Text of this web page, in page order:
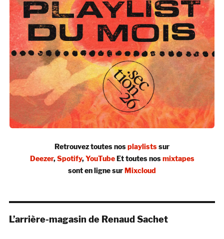
Retrouvez toutes nosplaylistssur
Deezer,Spotify,YouTubeEt toutes nosmixtapes
sont en ligne surMixcloud
L’arrière-magasin de Renaud Sachet